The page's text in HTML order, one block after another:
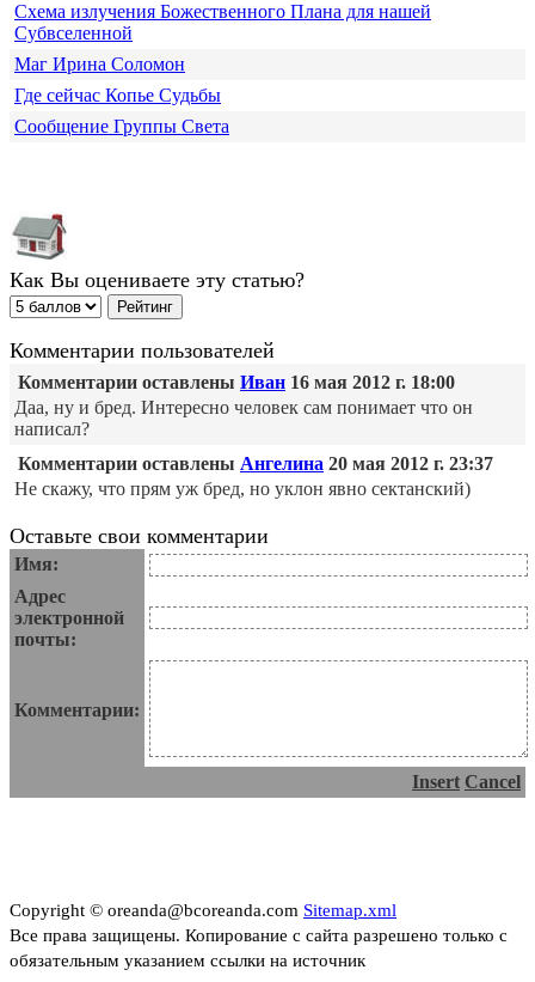
Схема излучения Божественного Плана для нашей
Субвселенной
Маг Ирина Соломон
Где сейчас Копье Судьбы
Сообщение Группы Света
Как Вы оцениваете эту статью?
Комментарии пользователей
Комментарии оставлены Иван 16 мая 2012 г. 18:00
Даа, ну и бред. Интересно человек сам понимает что он
написал?
Комментарии оставлены Ангелина 20 мая 2012 г. 23:37
Не скажу, что прям уж бред, но уклон явно сектанский)
Оставьте свои комментарии
Имя:
Адрес
электронной
почты:
Комментарии:
Insert Cancel
Copyright © oreanda@bcoreanda.com Sitemap.xml
Все права защищены. Копирование с сайта разрешено только с
обязательным указанием ссылки на источник